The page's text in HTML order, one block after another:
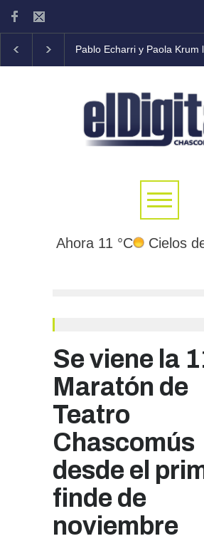
Pablo Echarri y Paola Krum
Ahora 11 °C Cielos
Se viene la
Maratón de
Teatro
Chascomús
desde el
finde de
noviembre